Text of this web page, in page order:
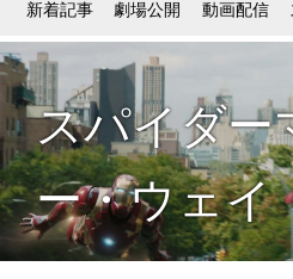
新着記事 劇場公開 動画配信
スパイダー
ー・ウェイ